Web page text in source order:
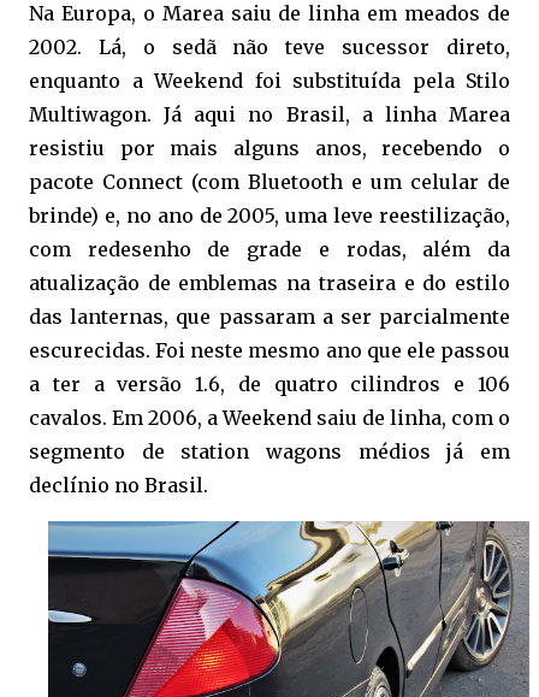
Na Europa, o Marea saiu de linha em meados de
2002. Lá, o sedã não teve sucessor direto,
enquanto a Weekend foi substituída pela Stilo
Multiwagon. Já aqui no Brasil, a linha Marea
resistiu por mais alguns anos, recebendo o
pacote Connect (com Bluetooth e um celular de
brinde) e, no ano de 2005, uma leve reestilização,
com redesenho de grade e rodas, além da
atualização de emblemas na traseira e do estilo
das lanternas, que passaram a ser parcialmente
escurecidas. Foi neste mesmo ano que ele passou
a ter a versão 1.6, de quatro cilindros e 106
cavalos. Em 2006, a Weekend saiu de linha, com o
segmento de station wagons médios já em
declínio no Brasil.